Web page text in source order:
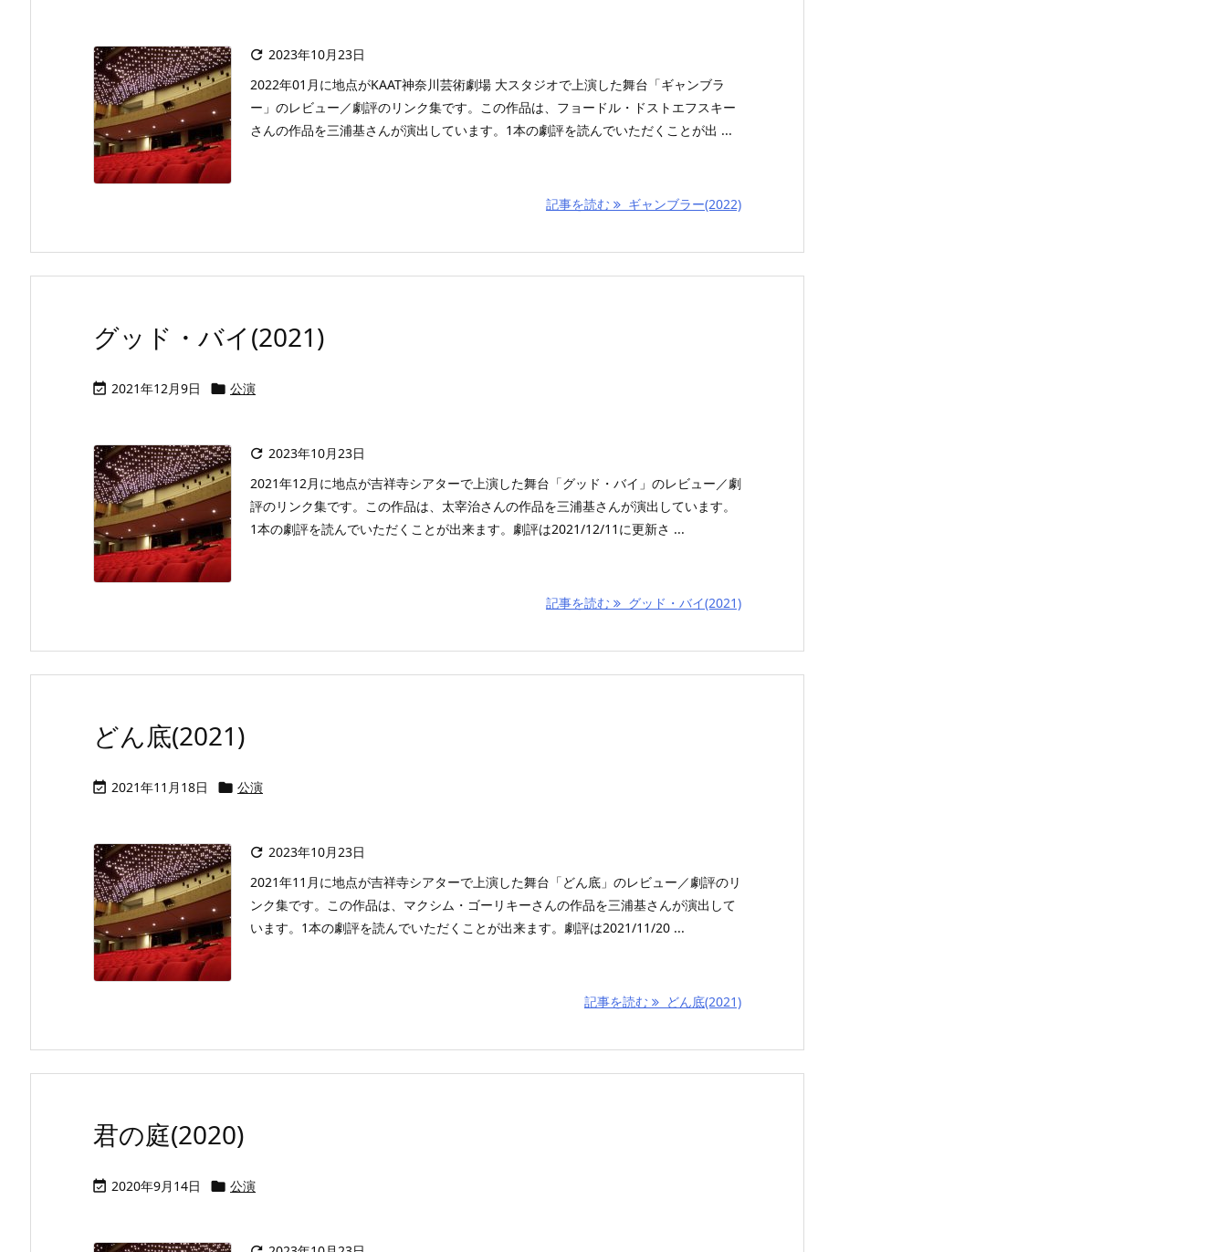
 2023年10月23日
2022年01月に地点がKAAT神奈川芸術劇場 大スタジオで上演した舞台「ギャンブラ
ー」のレビュー／劇評のリンク集です。この作品は、フョードル・ドストエフスキー
さんの作品を三浦基さんが演出しています。1本の劇評を読んでいただくことが出 ...
記事を読む ギャンブラー(2022)
グッド・バイ(2021)
 2021年12月9日  公演
 2023年10月23日
2021年12月に地点が吉祥寺シアターで上演した舞台「グッド・バイ」のレビュー／劇
評のリンク集です。この作品は、太宰治さんの作品を三浦基さんが演出しています。
1本の劇評を読んでいただくことが出来ます。劇評は2021/12/11に更新さ ...
記事を読む グッド・バイ(2021)
どん底(2021)
 2021年11月18日  公演
 2023年10月23日
2021年11月に地点が吉祥寺シアターで上演した舞台「どん底」のレビュー／劇評のリ
ンク集です。この作品は、マクシム・ゴーリキーさんの作品を三浦基さんが演出して
います。1本の劇評を読んでいただくことが出来ます。劇評は2021/11/20 ...
記事を読む どん底(2021)
君の庭(2020)
 2020年9月14日  公演